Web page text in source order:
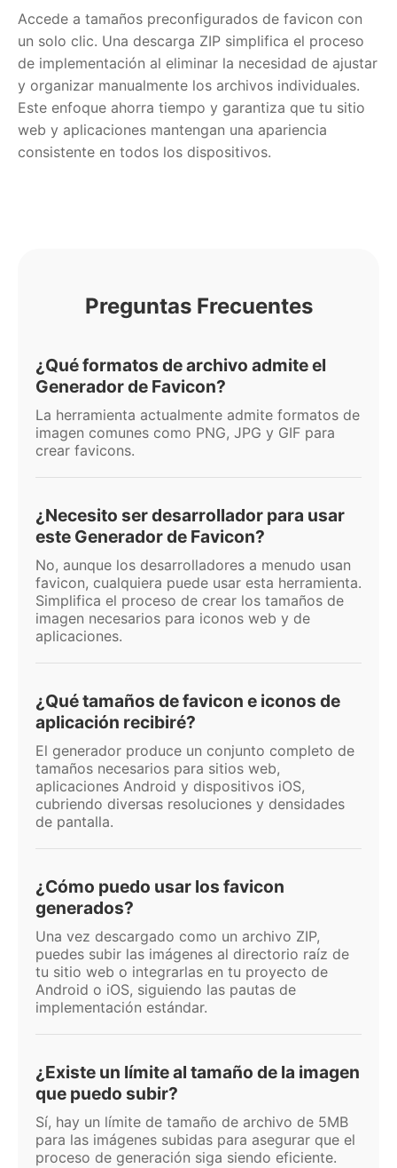
Accede a tamaños preconfigurados de favicon con
un solo clic. Una descarga ZIP simplifica el proceso
de implementación al eliminar la necesidad de ajustar
y organizar manualmente los archivos individuales.
Este enfoque ahorra tiempo y garantiza que tu sitio
web y aplicaciones mantengan una apariencia
consistente en todos los dispositivos.
Preguntas Frecuentes
¿Qué formatos de archivo admite el
Generador de Favicon?
La herramienta actualmente admite formatos de
imagen comunes como PNG, JPG y GIF para
crear favicons.
¿Necesito ser desarrollador para usar
este Generador de Favicon?
No, aunque los desarrolladores a menudo usan
favicon, cualquiera puede usar esta herramienta.
Simplifica el proceso de crear los tamaños de
imagen necesarios para iconos web y de
aplicaciones.
¿Qué tamaños de favicon e iconos de
aplicación recibiré?
El generador produce un conjunto completo de
tamaños necesarios para sitios web,
aplicaciones Android y dispositivos iOS,
cubriendo diversas resoluciones y densidades
de pantalla.
¿Cómo puedo usar los favicon
generados?
Una vez descargado como un archivo ZIP,
puedes subir las imágenes al directorio raíz de
tu sitio web o integrarlas en tu proyecto de
Android o iOS, siguiendo las pautas de
implementación estándar.
¿Existe un límite al tamaño de la imagen
que puedo subir?
Sí, hay un límite de tamaño de archivo de 5MB
para las imágenes subidas para asegurar que el
proceso de generación siga siendo eficiente.